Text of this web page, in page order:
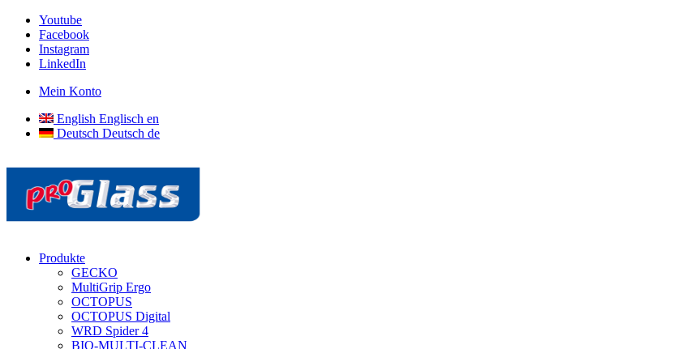
Youtube
Facebook
Instagram
LinkedIn
Mein Konto
English Englisch en
Deutsch Deutsch de
Produkte
GECKO
MultiGrip Ergo
OCTOPUS
OCTOPUS Digital
WRD Spider 4
BIO-MULTI-CLEAN